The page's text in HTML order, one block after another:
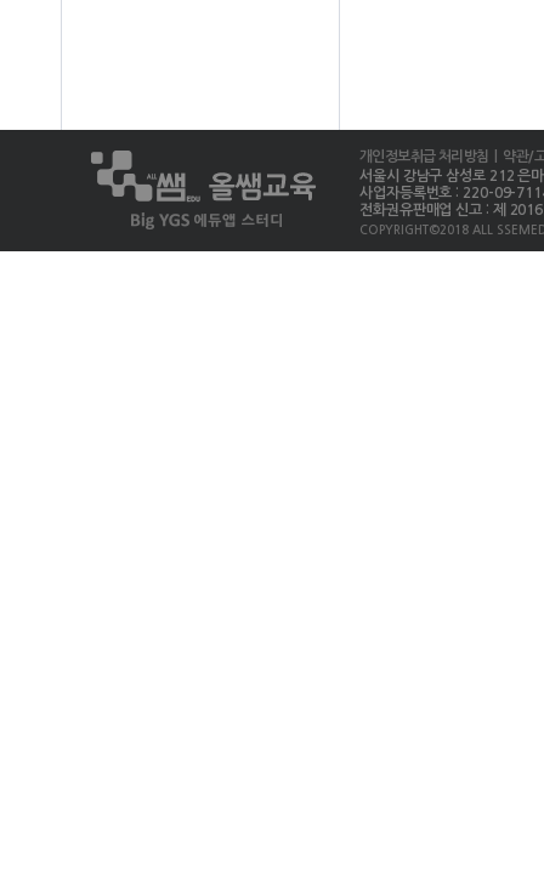
개인정보취급 처리방침
| 약관/
서울시 강남구 삼성로 212 은
사업자등록번호 : 220-09-
전화권유판매업 신고 : 제
COPYRIGHT©2018 ALL